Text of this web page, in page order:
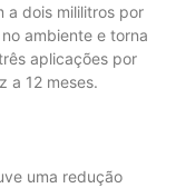
a dois mililitros por
ambiente e torna
aplicações por
a 12 meses.
uma redução